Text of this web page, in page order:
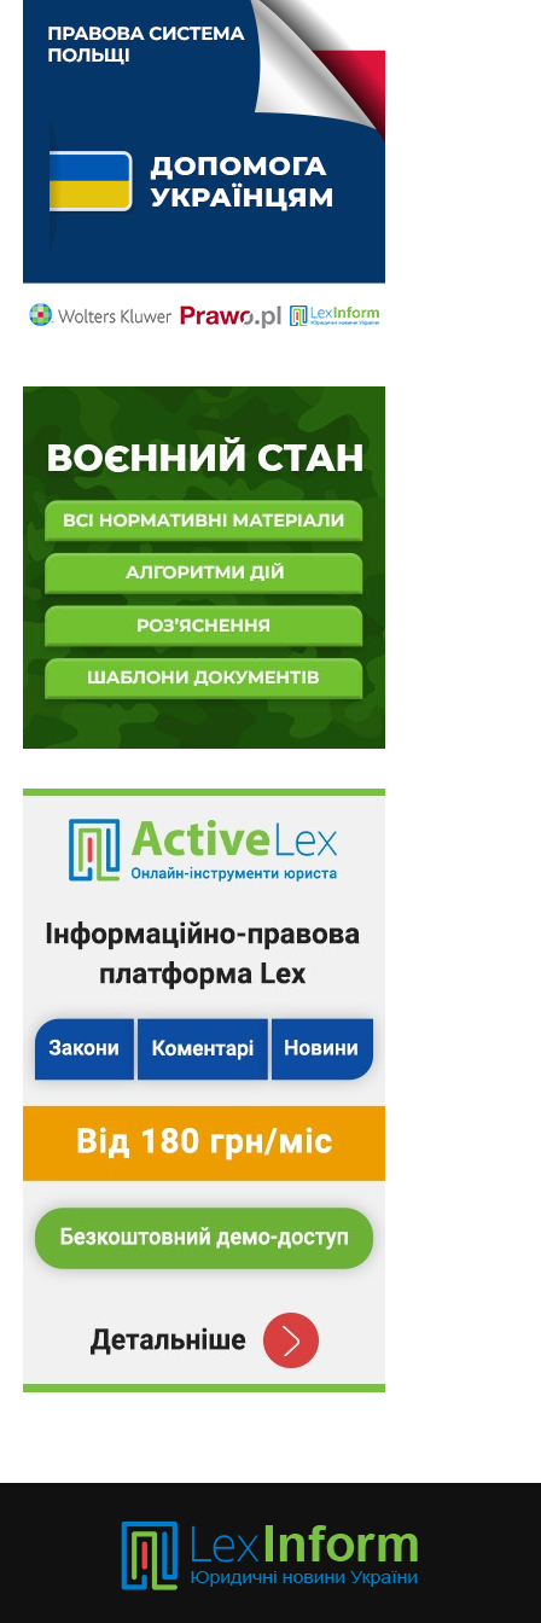
про підготовку подання до відповідного
органу, який має право прийняти рішення про
анулювання ліцензії/свідоцтва та/або інших
документів, що надають право на здійснення
діяльності, з провадженням якої в особи
виникає статус суб’єкта, у встановленому
законодавством порядку;
суб’єкта;
про укладення Мін’юстом/територіальним
органом Мін’юсту письмової угоди із суб’єктом,
за якою суб’єкт зобов’язується сплатити
визначене грошове зобов’язання та вжити
заходів для усунення та/або недопущення в
подальшій діяльності порушень вимог
законодавства у сфері запобігання та протидії,
забезпечити підвищення ефективності
функціонування та/або адекватності системи
управління ризиками тощо.
Рішення про застосування заходів впливу до суб’єкта
приймається Комісією протягом шести місяців з дня
виявлення порушення, але не пізніше ніж через три
Підставами для закриття провадження у справі є:
справи факту відсутності порушень суб’єктом
вимог законодавства у сфері запобігання та
протидії;
неприйняття Комісією рішення за результатами
розгляду матеріалів справи протягом шести
місяців з дня виявлення порушення, але не
пізніше ніж через три роки з дня його
вчинення;
установлення Комісією під час розгляду
справи факту припинення діяльності
(ліквідацію) суб’єкта.
накази Міністерства юстиції України від 28 травня
№ 810/5 та від 28 травня 2015 р.
Схожі статті:
Нові умови співфінансування заходів стійкості
регіонів, що межують з рф